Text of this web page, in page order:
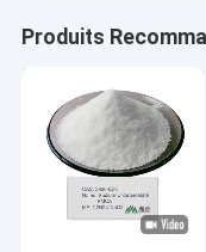
Produits